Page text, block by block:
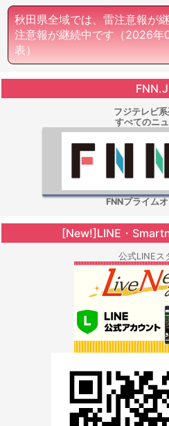
秋田県全域では、雷注意報が
注意報が継続中です （2026
表）
フジテレビ
すべてのニ
FNNプライム
[New!]LINE・
公式LINEス